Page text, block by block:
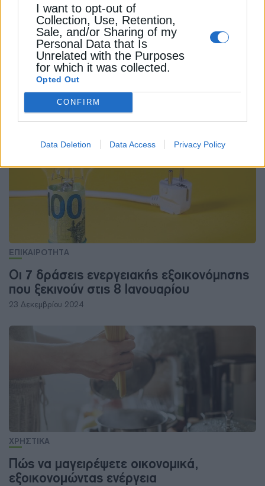
I want to opt-out of
Collection, Use, Retention,
Sale, and/or Sharing of my
Personal Data that Is
Unrelated with the Purposes
for which it was collected.
Opted Out
CONFIRM
Data Deletion Data Access Privacy Policy
ΗΛΕΚΤΡΙΚΑ ΑΥΤΟΚΙΝΗΤΑ (EV)
ΦΟΡΤΙΣΗ ΗΛΕΚΤΡΙΚΩΝ ΑΥΤΟΚΙΝΗΤΩΝ
ΔΕΊΤΕ ΕΠΊΣΗΣ
ΕΠΙΚΑΙΡΟΤΗΤΑ
Οι 7 δράσεις ενεργειακής εξοικονόμησης
που ξεκινούν στις 8 Ιανουαρίου
23 Δεκεμβρίου 2024
ΧΡΗΣΤΙΚΑ
Πώς να μαγειρέψετε οικονομικά,
εξοικονομώντας ενέργεια